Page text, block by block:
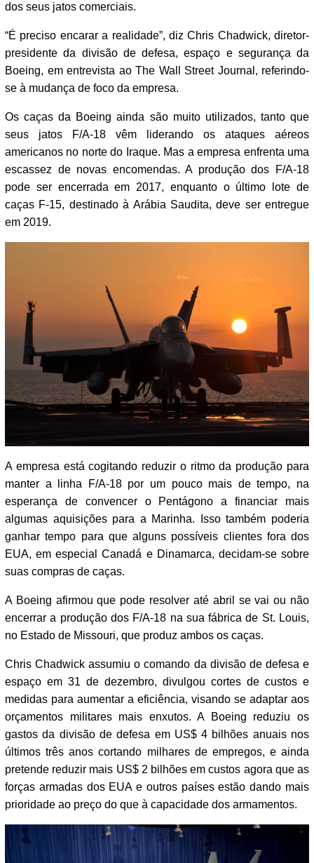
dos seus jatos comerciais.
“É preciso encarar a realidade”, diz Chris Chadwick, diretor-
presidente da divisão de defesa, espaço e segurança da
Boeing, em entrevista ao The Wall Street Journal, referindo-
se à mudança de foco da empresa.
Os caças da Boeing ainda são muito utilizados, tanto que
seus jatos F/A-18 vêm liderando os ataques aéreos
americanos no norte do Iraque. Mas a empresa enfrenta uma
escassez de novas encomendas. A produção dos F/A-18
pode ser encerrada em 2017, enquanto o último lote de
caças F-15, destinado à Arábia Saudita, deve ser entregue
em 2019.
A empresa está cogitando reduzir o ritmo da produção para
manter a linha F/A-18 por um pouco mais de tempo, na
esperança de convencer o Pentágono a financiar mais
algumas aquisições para a Marinha. Isso também poderia
ganhar tempo para que alguns possíveis clientes fora dos
EUA, em especial Canadá e Dinamarca, decidam-se sobre
suas compras de caças.
A Boeing afirmou que pode resolver até abril se vai ou não
encerrar a produção dos F/A-18 na sua fábrica de St. Louis,
no Estado de Missouri, que produz ambos os caças.
Chris Chadwick assumiu o comando da divisão de defesa e
espaço em 31 de dezembro, divulgou cortes de custos e
medidas para aumentar a eficiência, visando se adaptar aos
orçamentos militares mais enxutos. A Boeing reduziu os
gastos da divisão de defesa em US$ 4 bilhões anuais nos
últimos três anos cortando milhares de empregos, e ainda
pretende reduzir mais US$ 2 bilhões em custos agora que as
forças armadas dos EUA e outros países estão dando mais
prioridade ao preço do que à capacidade dos armamentos.